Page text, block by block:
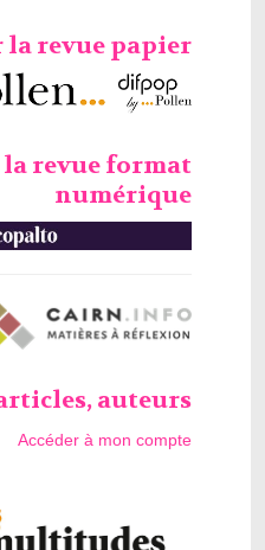
la revue papier
revue format
numérique
auteurs
Accéder à mon compte